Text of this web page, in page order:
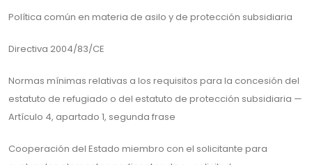
Política común en materia de asilo y de protección subsidiaria
Directiva 2004/83/CE
Normas mínimas relativas a los requisitos para la concesión del
estatuto de refugiado o del estatuto de protección subsidiaria —
Artículo 4, apartado 1, segunda frase
Cooperación del Estado miembro con el solicitante para